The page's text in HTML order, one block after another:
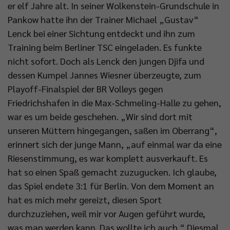
er elf Jahre alt. In seiner Wolkenstein-Grundschule in
Pankow hatte ihn der Trainer Michael „Gustav“
Lenck bei einer Sichtung entdeckt und ihn zum
Training beim Berliner TSC eingeladen. Es funkte
nicht sofort. Doch als Lenck den jungen Djifa und
dessen Kumpel Jannes Wiesner überzeugte, zum
Playoff-Finalspiel der BR Volleys gegen
Friedrichshafen in die Max-Schmeling-Halle zu gehen,
war es um beide geschehen. „Wir sind dort mit
unseren Müttern hingegangen, saßen im Oberrang“,
erinnert sich der junge Mann, „auf einmal war da eine
Riesenstimmung, es war komplett ausverkauft. Es
hat so einen Spaß gemacht zuzugucken. Ich glaube,
das Spiel endete 3:1 für Berlin. Von dem Moment an
hat es mich mehr gereizt, diesen Sport
durchzuziehen, weil mir vor Augen geführt wurde,
was man werden kann. Das wollte ich auch.“ Diesmal